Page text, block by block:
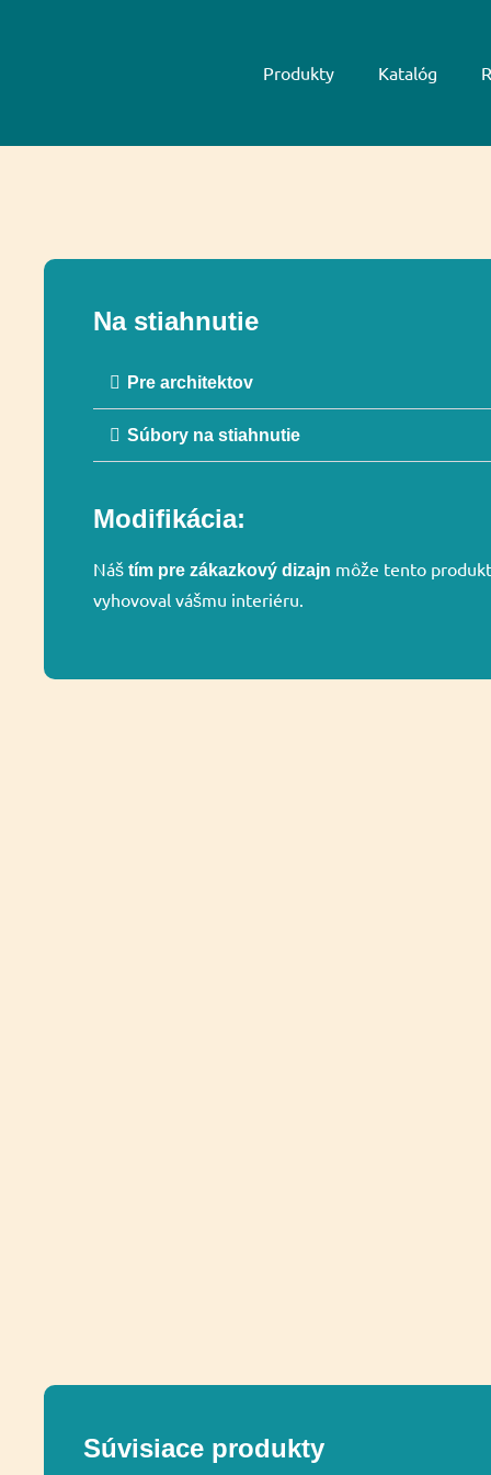
Produkty Katalóg
Na stiahnutie
Pre architektov
Súbory na stiahnutie
Modifikácia:
Náš tím pre zákazkový dizajn môže tento
vyhovoval vášmu interiéru.
Súvisiace produkty